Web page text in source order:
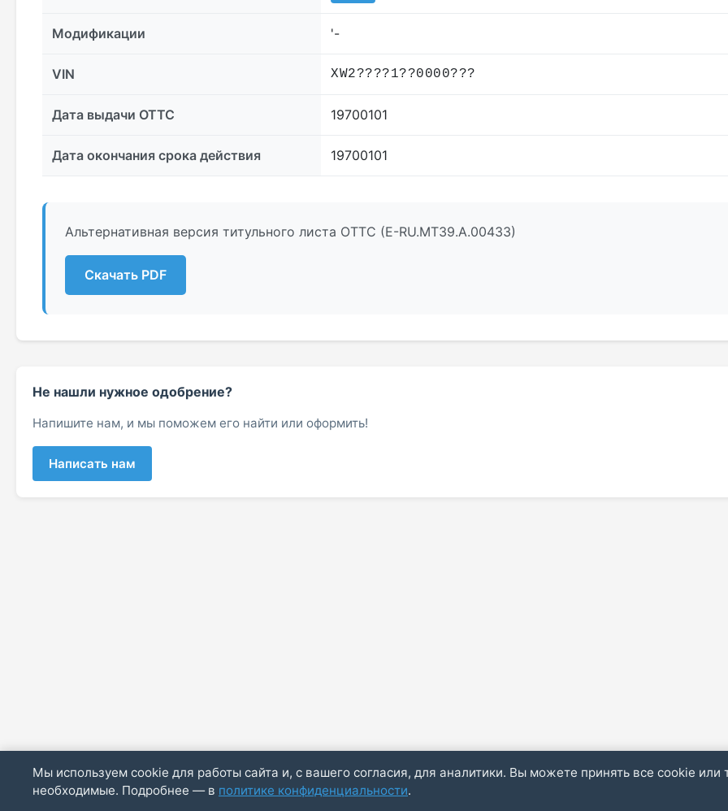
Модификации '-
VIN XW2????1??0000???
Дата выдачи ОТТС 19700101
Дата окончания срока действия 19700101
Альтернативная версия титульного листа ОТТС (E-RU.МТ39.А.00433)
Скачать PDF
Не нашли нужное одобрение?
Напишите нам, и мы поможем его найти или оформить!
Написать нам
Мы используем cookie для работы сайта и, с вашего согласия, для аналитики. Вы можете принять все cookie или
необходимые. Подробнее — в политике конфиденциальности.